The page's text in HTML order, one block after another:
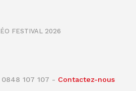
FESTIVAL 2026
107 107 - Contactez-nous